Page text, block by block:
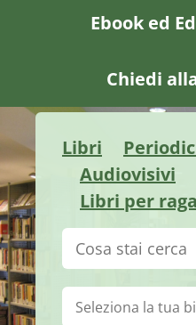
Ebook ed
Chiedi
Libri
Audiovisivi
Libri per
Cerca su "Catalogo"
Biblioteca: